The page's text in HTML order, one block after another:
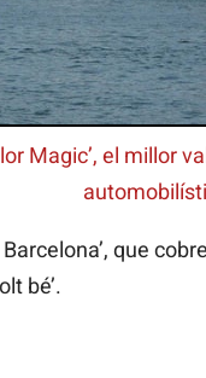
Magic’, el millor
que
bé’.